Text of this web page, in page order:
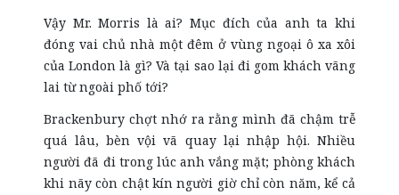
Vậy Mr. Morris là ai? Mục đích của anh ta khi
đóng vai chủ nhà một đêm ở vùng ngoại ô xa xôi
của London là gì? Và tại sao lại đi gom khách vãng
lai từ ngoài phố tới?
Brackenbury chợt nhớ ra rằng mình đã chậm trễ
quá lâu, bèn vội vã quay lại nhập hội. Nhiều
người đã đi trong lúc anh vắng mặt; phòng khách
khi nãy còn chật kín người giờ chỉ còn năm, kể cả